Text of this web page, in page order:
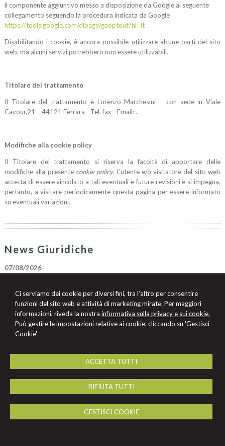
Ci serviamo dei cookie per diversi fini, tra l'altro per consentire
funzioni del sito web e attività di marketing mirate. Per maggiori
informazioni, riveda la nostra informativa sulla privacy e sui cookie.
Può gestire le impostazioni relative ai cookie, cliccando su 'Gestisci
Cookie'
ACCETTA TUTTI
RIFIUTA TUTTI
GESTISCI COOKIE
il componente aggiuntivo messo a disposizione da Google al seguente
collegamento seguendo la procedura indicata da Google
https://tools.google.com/dlpage/gaoptout?hl=it
Disabilitando i cookie, è ancora possibile utilizzare alcune parti del sito
web, ma alcuni servizi potrebbero non essere utilizzabili.
Titolare del trattamento
Il Titolare del trattamento è Lorenzo Marchesini con sede in Viale
Cavour,21 – 44121 Ferrara - Tel. fax - Email: .
Modifiche alla cookie policy
Il Titolare del trattamento si riserva la facoltà di apportare delle
modifiche alla presente cookie policy. L’utente e/o visitatore del sito web
accetta di essere vincolato a tali eventuali e future revisioni e si impegna,
pertanto, a visitare periodicamente questa pagina per essere informato
su eventuali variazioni.
News Giuridiche
07/08/2026
07/08/2026
AI Act: ok definitivo ai decreti su governance e attività di polizia. Il Cdm
vara la riforma del sistema 231
07/08/2026
Studio Legale
Viale Cavour 21 -Ferrara44121,FE
0532/210472